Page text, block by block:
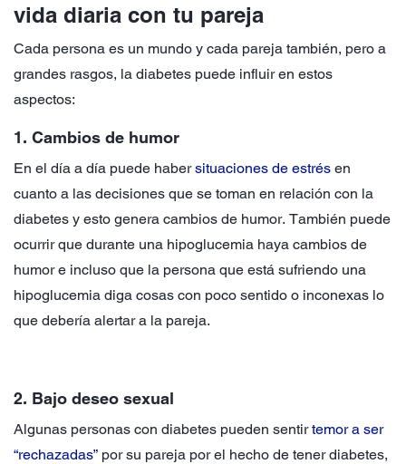
vida diaria con tu pareja
Cada persona es un mundo y cada pareja también, pero a
grandes rasgos, la diabetes puede influir en estos
aspectos:
1. Cambios de humor
En el día a día puede habersituaciones de estrés en
cuanto a las decisiones que se toman en relación con la
diabetes y esto genera cambios de humor. También puede
ocurrir que durante una hipoglucemia haya cambios de
humor e incluso que la persona que está sufriendo una
hipoglucemia diga cosas con poco sentido o inconexas lo
que debería alertar a la pareja.
2. Bajo deseo sexual
Algunas personas con diabetes pueden sentirtemor a ser
“rechazadas” por su pareja por el hecho de tener diabetes,